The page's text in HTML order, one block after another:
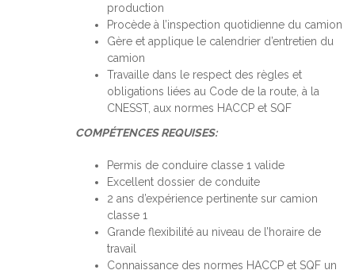
production
Procède à l’inspection quotidienne du camion
Gère et applique le calendrier d’entretien du
camion
Travaille dans le respect des règles et
obligations liées au Code de la route, à la
CNESST, aux normes HACCP et SQF
COMPÉTENCES REQUISES:
Permis de conduire classe 1 valide
Excellent dossier de conduite
2 ans d’expérience pertinente sur camion
classe 1
Grande flexibilité au niveau de l’horaire de
travail
Connaissance des normes HACCP et SQF un